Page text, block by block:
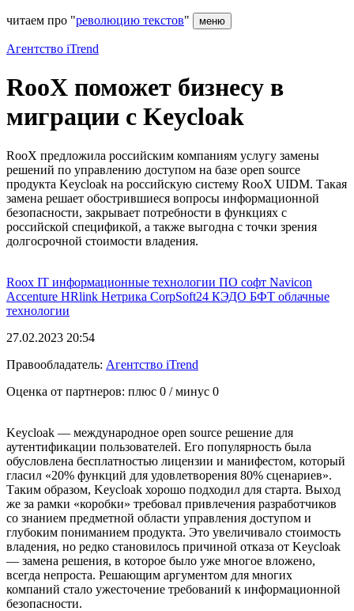
читаем про "революцию текстов" меню
Агентство iTrend
RooX поможет бизнесу в
миграции с Keycloak
RooX предложила российским компаниям услугу замены
решений по управлению доступом на базе open source
продукта Keycloak на российскую систему RooX UIDM. Такая
замена решает обострившиеся вопросы информационной
безопасности, закрывает потребности в функциях с
российской спецификой, а также выгодна с точки зрения
долгосрочной стоимости владения.
Roox IT информационные технологии ПО софт Navicon
Accenture HRlink Нетрика CorpSoft24 КЭДО БФТ облачные
технологии
27.02.2023 20:54
Правообладатель: Агентство iTrend
Оценка от партнеров: плюс 0 / минус 0
Keycloak — международное open source решение для
аутентификации пользователей. Его популярность была
обусловлена бесплатностью лицензии и манифестом, который
гласил «20% функций для удовлетворения 80% сценариев».
Таким образом, Keycloak хорошо подходил для старта. Выход
же за рамки «коробки» требовал привлечения разработчиков
со знанием предметной области управления доступом и
глубоким пониманием продукта. Это увеличивало стоимость
владения, но редко становилось причиной отказа от Keycloak
— замена решения, в которое было уже многое вложено,
всегда непроста. Решающим аргументом для многих
компаний стало ужесточение требований к информационной
безопасности.